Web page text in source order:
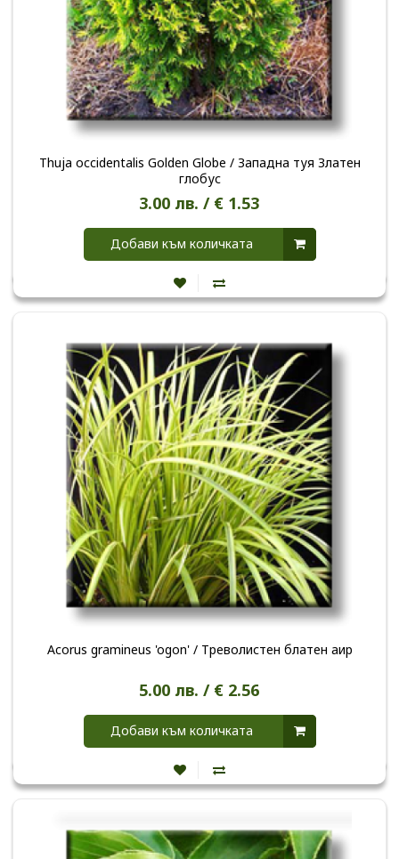
Thuja occidentalis Golden Globe / Западна туя Златен
глобус
3.00 лв. / € 1.53
Добави към количката
Acorus gramineus 'ogon' / Треволистен блатен аир
5.00 лв. / € 2.56
Добави към количката